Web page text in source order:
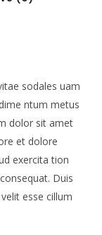
sodales uam
ntum metus
dolor sit amet
et dolore
exercita tion
Duis
esse cillum